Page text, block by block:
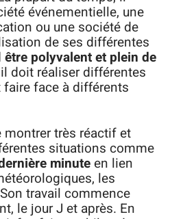
événementielle, une
ou une société de
de ses différentes
être polyvalent et plein de
doit réaliser différentes
face à différents
montrer très réactif et
situations comme
minuteen lien
les
travail commence
le jour J et après. En